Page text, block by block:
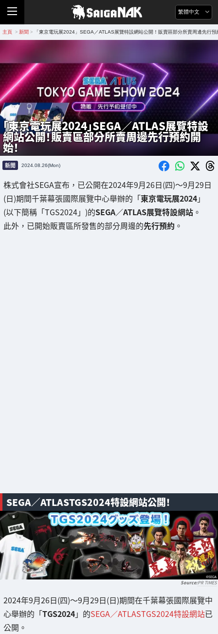
繁體中文
主頁 > 新聞 > 「東京電玩展2024」SEGA／ATLAS展覽特設網站公開！販賣區部分所賣周邊先行預
「東京電玩展2024」SEGA／ATLAS展覽特設
網站公開！販賣區部分所賣周邊先行預約開
始！
新聞 2024.08.26(Mon)
株式會社SEGA宣布，已公開在2024年9月26日(四)～9月29日
(日)期間千葉幕張國際展覽中心舉辦的「東京電玩展2024」
(以下簡稱「TGS2024」)的SEGA／ATLAS展覽特設網站 。
此外，已開始販賣區所發售的部分周邊的先行預約 。
SEGA／ATLASTGS2024特設網站公開！
PR TIMES
2024年9月26日(四)～9月29日(日)期間在千葉幕張國際展覽中
心舉辦的「TGS2024」的SEGA／ATLASTGS2024特設網站已
公開。